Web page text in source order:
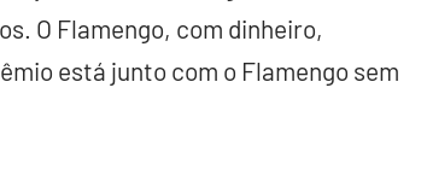
O Flamengo, com dinheiro,
está junto com o Flamengo sem